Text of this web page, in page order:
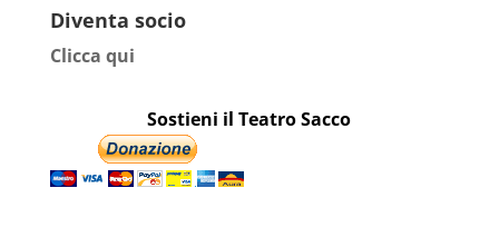
Diventa socio
Clicca qui
Sostieni il Teatro Sacco